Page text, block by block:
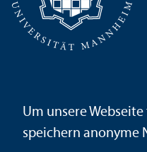
Impressum
Um unsere
speichern anonyme